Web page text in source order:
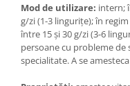
Mod de utilizare: intern;
g/zi (1-3 lingurițe); în
între 15 și 30 g/zi (3-6
persoane cu probleme
specialitate. A se